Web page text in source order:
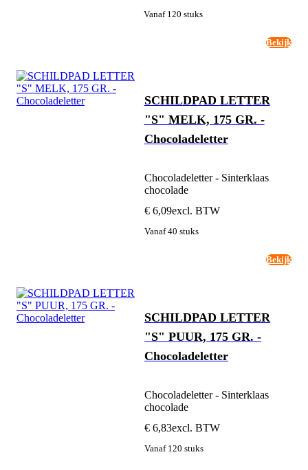
Vanaf 120 stuks
Bekijk
SCHILDPAD LETTER
"S" MELK, 175 GR. -
Chocoladeletter
Chocoladeletter - Sinterklaas
chocolade
€ 6,09excl. BTW
Vanaf 40 stuks
Bekijk
SCHILDPAD LETTER
"S" PUUR, 175 GR. -
Chocoladeletter
Chocoladeletter - Sinterklaas
chocolade
€ 6,83excl. BTW
Vanaf 120 stuks